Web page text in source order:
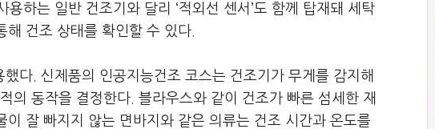
하는 일반 건조기와 달리 ‘적외선 센서’도 함께 탑재돼 세탁
건조 상태를 확인할 수 있다.
다. 신제품의 인공지능건조 코스는 건조기가 무게를 감지해
의 동작을 결정한다. 블라우스와 같이 건조가 빠른 섬세한 재
잘 빠지지 않는 면바지와 같은 의류는 건조 시간과 온도를